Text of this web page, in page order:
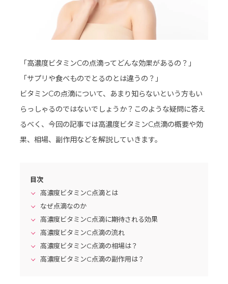
「高濃度ビタミンCの点滴ってどんな効果があるの？」
「サプリや食べものでとるのとは違うの？」
ビタミンCの点滴について、あまり知らないという方もい
らっしゃるのではないでしょうか？このような疑問に答え
るべく、今回の記事では高濃度ビタミンC点滴の概要や効
果、相場、副作用などを解説していきます。
目次
高濃度ビタミンC点滴とは
なぜ点滴なのか
高濃度ビタミンC点滴に期待される効果
高濃度ビタミンC点滴の流れ
高濃度ビタミンC点滴の相場は？
高濃度ビタミンC点滴の副作用は？